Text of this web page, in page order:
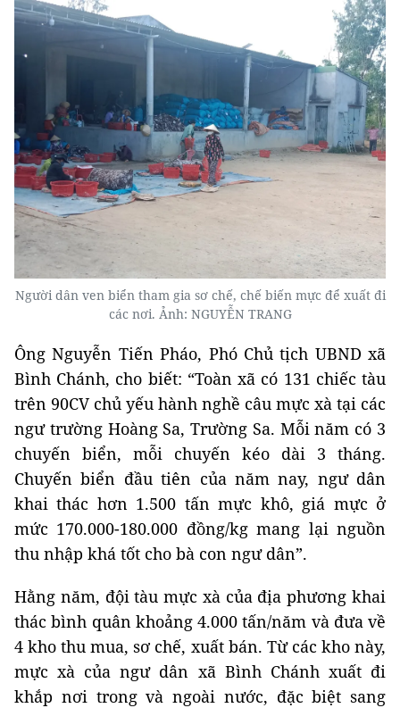
Người dân ven biển tham gia sơ chế, chế biến mực để xuất đi
các nơi. Ảnh: NGUYỄN TRANG
Ông Nguyễn Tiến Pháo, Phó Chủ tịch UBND xã
Bình Chánh, cho biết: “Toàn xã có 131 chiếc tàu
trên 90CV chủ yếu hành nghề câu mực xà tại các
ngư trường Hoàng Sa, Trường Sa. Mỗi năm có 3
chuyến biển, mỗi chuyến kéo dài 3 tháng.
Chuyến biển đầu tiên của năm nay, ngư dân
khai thác hơn 1.500 tấn mực khô, giá mực ở
mức 170.000-180.000 đồng/kg mang lại nguồn
thu nhập khá tốt cho bà con ngư dân”.
Hằng năm, đội tàu mực xà của địa phương khai
thác bình quân khoảng 4.000 tấn/năm và đưa về
4 kho thu mua, sơ chế, xuất bán. Từ các kho này,
mực xà của ngư dân xã Bình Chánh xuất đi
khắp nơi trong và ngoài nước, đặc biệt sang